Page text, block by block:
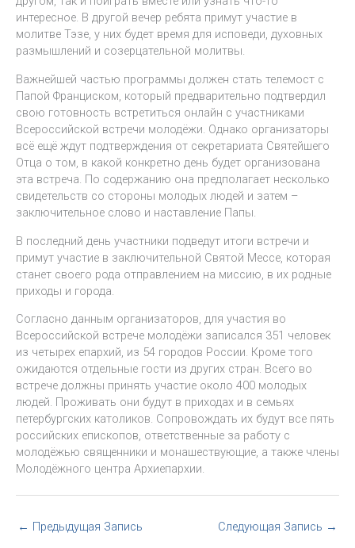
интересное. В другой вечер ребята примут участие в
молитве Тэзе, у них будет время для исповеди, духовных
размышлений и созерцательной молитвы.
Важнейшей частью программы должен стать телемост с
Папой Франциском, который предварительно подтвердил
свою готовность встретиться онлайн с участниками
Всероссийской встречи молодёжи. Однако организаторы
всё ещё ждут подтверждения от секретариата Святейшего
Отца о том, в какой конкретно день будет организована
эта встреча. По содержанию она предполагает несколько
свидетельств со стороны молодых людей и затем –
заключительное слово и наставление Папы.
В последний день участники подведут итоги встречи и
примут участие в заключительной Святой Мессе, которая
станет своего рода отправлением на миссию, в их родные
приходы и города.
Согласно данным организаторов, для участия во
Всероссийской встрече молодёжи записался 351 человек
из четырех епархий, из 54 городов России. Кроме того
ожидаются отдельные гости из других стран. Всего во
встрече должны принять участие около 400 молодых
людей. Проживать они будут в приходах и в семьях
петербургских католиков. Сопровождать их будут все пять
российских епископов, ответственные за работу с
молодёжью священники и монашествующие, а также члены
Молодёжного центра Архиепархии.
← Предыдущая Запись Следующая Запись →